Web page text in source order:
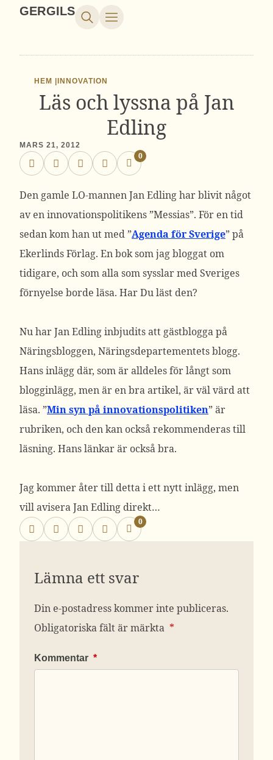
GERGILS
HEM | INNOVATION
Läs och lyssna på Jan
Edling
MARS 21, 2012
0
Den gamle LO-mannen Jan Edling har blivit något
av en innovationspolitikens ”Messias”. För en tid
sedan kom han ut med ”Agenda för Sverige” på
Ekerlinds Förlag. En bok som jag bloggat om
tidigare, och som alla som sysslar med Sveriges
förnyelse borde läsa. Har Du läst den?
Nu har Jan Edling inbjudits att gästblogga på
Näringsbloggen, Näringsdepartementets blogg.
Hans inlägg där, som är alldeles för långt som
blogginlägg, men är en bra artikel, är väl värd att
läsa. ”Min syn på innovationspolitiken” är
rubriken, och den kan också rekommenderas till
läsning. Hans länkar är också bra.
Jag kommer åter till detta i ett nytt inlägg, men
vill avisera Jan Edling direkt…
0
Lämna ett svar
Din e-postadress kommer inte publiceras.
Obligatoriska fält är märkta *
Kommentar *